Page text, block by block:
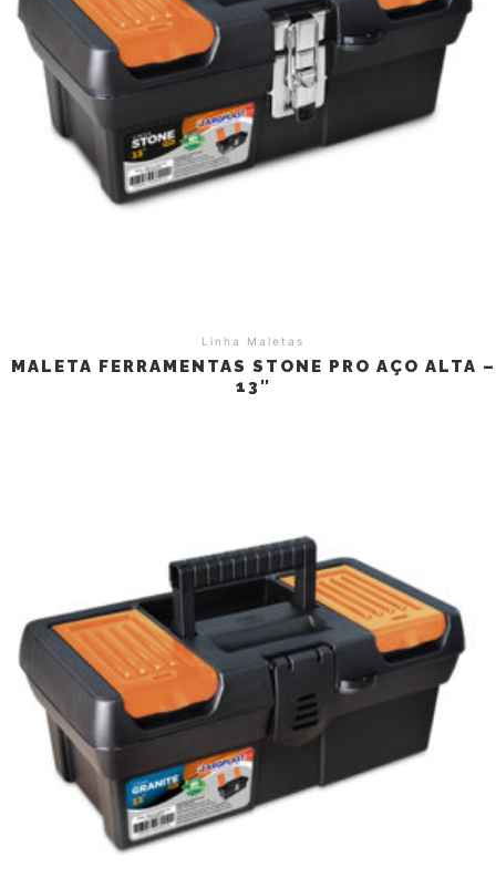
Linha Maletas
MALETA FERRAMENTAS STONE PRO AÇO ALTA –
13″